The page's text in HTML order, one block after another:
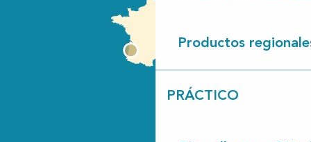
Productos
PRÁCTICO